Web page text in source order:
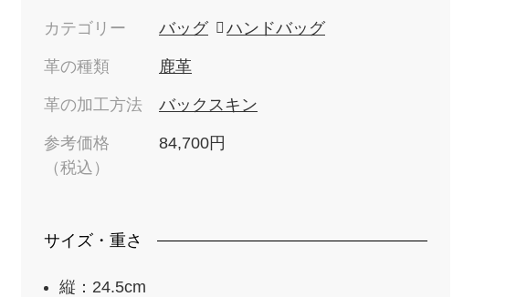
カテゴリー バッグ ハンドバッグ
革の種類 鹿革
革の加工方法 バックスキン
参考価格
（税込）
84,700円
サイズ・重さ
縦：24.5cm